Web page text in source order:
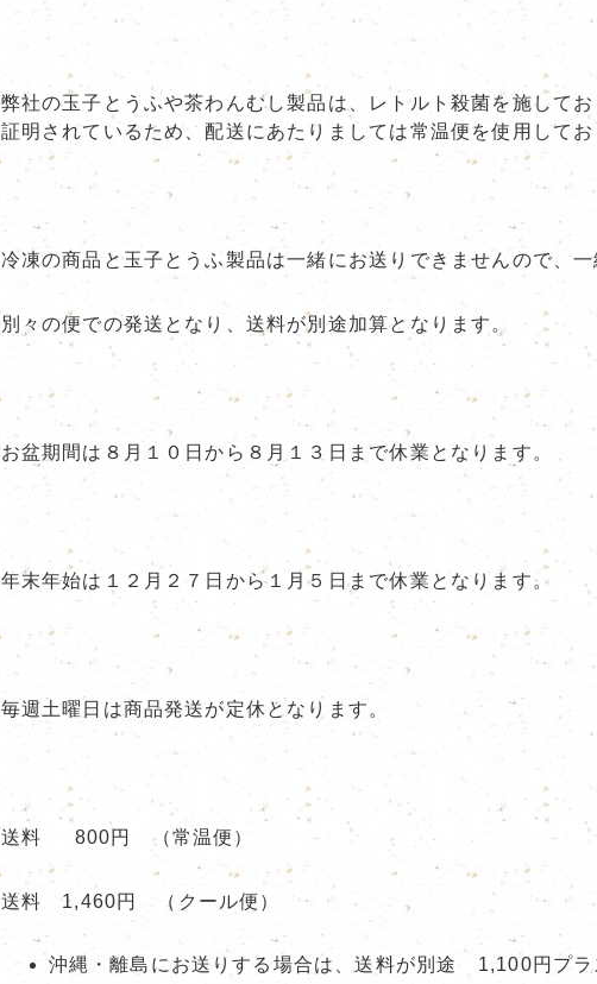
弊社の玉子とうふや茶わんむし製品は、レトルト殺菌を施して
証明されているため、配送にあたりましては常温便を使用して
冷凍の商品と玉子とうふ製品は一緒にお送りできませんので、
別々の便での発送となり、送料が別途加算となります。
お盆期間は８月１０日から８月１３日まで休業となります。
年末年始は１２月２７日から１月５日まで休業となります。
毎週土曜日は商品発送が定休となります。
送料 800円 （常温便）
送料 1,460円 （クール便）
沖縄・離島にお送りする場合は、送料が別途 1,100円プラ